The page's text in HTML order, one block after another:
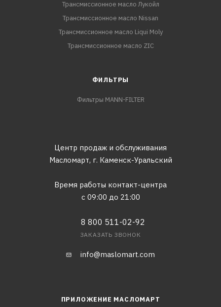
Трансмиссионное масло Лукойл
Трансмиссионное масло Nissan
Трансмиссионное масло Liqui Moly
Трансмиссионное масло ZIC
ФИЛЬТРЫ
Фильтры MANN-FILTER
Центр продаж и обслуживания
Масломарт, г. Каменск-Уральский
Время работы контакт-центра
с 09:00 до 21:00
8 800 511-02-92
ЗАКАЗАТЬ ЗВОНОК
info@maslomart.com
ПРИЛОЖЕНИЕ МАСЛОМАРТ